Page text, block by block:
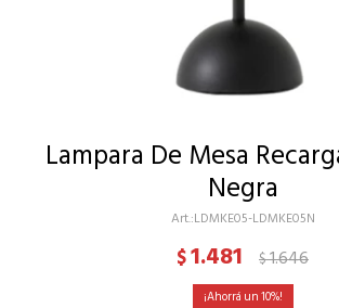
Lampara De Mesa
Negra
LDMKE05-LDMKE05N
$1.481 $1.646
10